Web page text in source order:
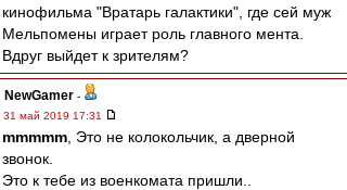
кинофильма "Вратарь галактики", где сей муж
Мельпомены играет роль главного мента.
Вдруг выйдет к зрителям?
NewGamer -
31 май 2019 17:31
mmmmm , Это не колокольчик, а дверной
звонок.
Это к тебе из военкомата пришли..